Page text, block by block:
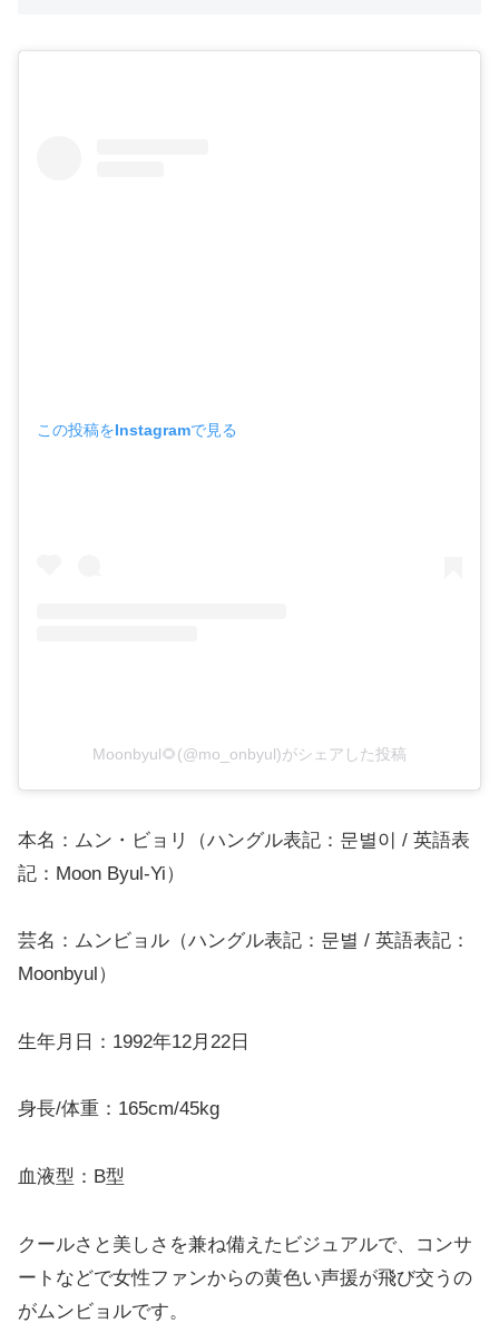
この投稿をInstagramで見る
Moonbyul🌻(@mo_onbyul)がシェアした投稿
本名：ムン・ビョリ（ハングル表記：문별이 / 英語表
記：Moon Byul-Yi）
芸名：ムンビョル（ハングル表記：문별 / 英語表記：
Moonbyul）
生年月日：1992年12月22日
身長/体重：165cm/45kg
血液型：B型
クールさと美しさを兼ね備えたビジュアルで、コンサ
ートなどで女性ファンからの黄色い声援が飛び交うの
がムンビョルです。